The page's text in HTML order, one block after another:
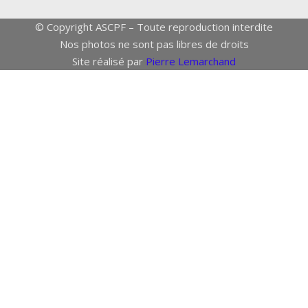
© Copyright ASCPF – Toute reproduction interdite
Nos photos ne sont pas libres de droits
Site réalisé par Pierre Lemarchand